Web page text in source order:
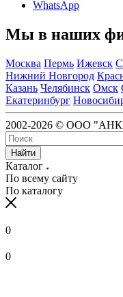
WhatsApp
Мы в наших
Москва Пермь Ижевск
Нижний Новгород
Казань Челябинск Омск
Екатеринбург
2002-2026 © ООО
Найти
Каталог
По всему сайту
По каталогу
0
0